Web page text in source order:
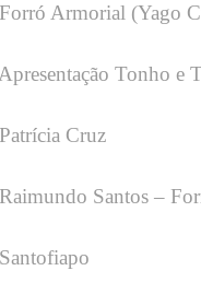
Armorial (Yago
Tonho e
Cruz
Santos –